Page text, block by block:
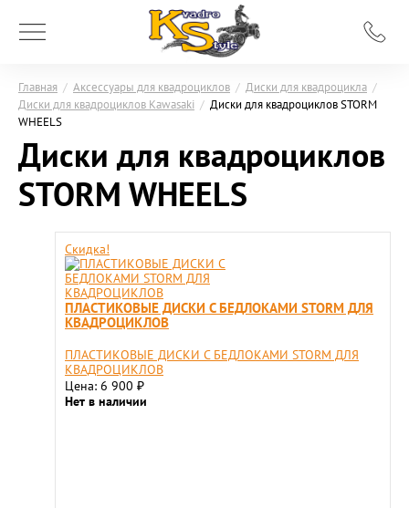
Главная / Аксессуары для квадроциклов / Диски для квадроцикла /
Диски для квадроциклов Kawasaki / Диски для квадроциклов STORM
WHEELS
Диски для квадроциклов
STORM WHEELS
Скидка!
ПЛАСТИКОВЫЕ ДИСКИ С БЕДЛОКАМИ STORM ДЛЯ
КВАДРОЦИКЛОВ
ПЛАСТИКОВЫЕ ДИСКИ С БЕДЛОКАМИ STORM ДЛЯ
КВАДРОЦИКЛОВ
Цена: 6 900 ₽
Нет в наличии